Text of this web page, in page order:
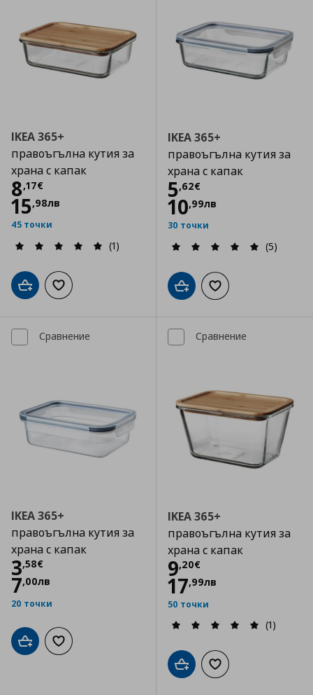
IKEA 365+
правоъгълна кутия за
храна с капак
8,17€
Цена
15,98лв
45 точки
(1)
Добави в кошницата
Добави към списъка с любими
IKEA 365+
правоъгълна кутия за
храна с капак
5,62€
Цена
10,99лв
30 точки
(5)
Добави в кошницата
Добави към
Сравнение
IKEA 365+
правоъгълна кутия за
храна с капак
3,58€
Цена
7,00лв
20 точки
Добави в кошницата
Добави към списъка с любими
Сравнение
IKEA 365+
правоъгълна кутия за
храна с капак
9,20€
Цена
17,99лв
50 точки
(1)
Добави в кошницата
Добави към